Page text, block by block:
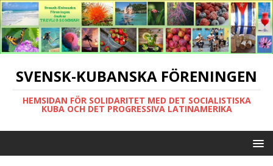
SVENSK-KUBANSKA FÖRENINGEN
HEMSIDAN FÖR SOLIDARITET MED DET SOCIALISTISKA
KUBA OCH DET PROGRESSIVA LATINAMERIKA